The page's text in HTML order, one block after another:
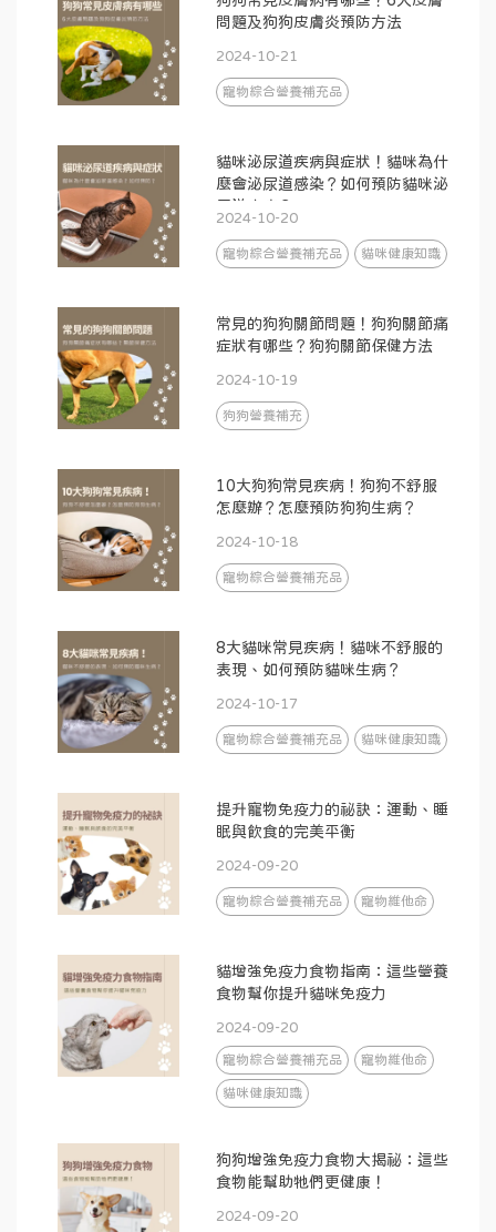
問題及狗狗皮膚炎預防方法
2024-10-21
寵物綜合營養補充品
貓咪泌尿道疾病與症狀！貓咪為什
麼會泌尿道感染？如何預防貓咪泌
尿道疾病？
2024-10-20
寵物綜合營養補充品 貓咪健康知識
常見的狗狗關節問題！狗狗關節痛
症狀有哪些？狗狗關節保健方法
2024-10-19
狗狗營養補充
10大狗狗常見疾病！狗狗不舒服
怎麼辦？怎麼預防狗狗生病？
2024-10-18
寵物綜合營養補充品
8大貓咪常見疾病！貓咪不舒服的
表現、如何預防貓咪生病？
2024-10-17
寵物綜合營養補充品 貓咪健康知識
提升寵物免疫力的祕訣：運動、睡
眠與飲食的完美平衡
2024-09-20
寵物綜合營養補充品 寵物維他命
貓增強免疫力食物指南：這些營養
食物幫你提升貓咪免疫力
2024-09-20
寵物綜合營養補充品 寵物維他命
貓咪健康知識
狗狗增強免疫力食物大揭祕：這些
食物能幫助牠們更健康！
2024-09-20